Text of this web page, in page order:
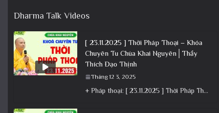
Dharma Talk Videos
[ 23.11.2025 ] Thời Pháp Thoại – Khóa
Chuyên Tu Chùa Khai Nguyên│Thầy
Thích Đạo Thịnh
Tháng 12 3, 2025
+ Pháp thoại: [ 23.11.2025 ] Thời Pháp Thoại – Khóa Chuyên Tu Chùa Khai Nguyên│Thầy Thích Đạo Thịnh +